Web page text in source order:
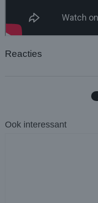
Reacties
Ook interessant